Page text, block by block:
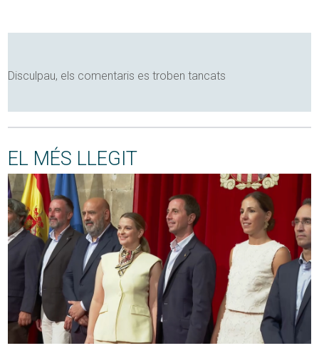
Disculpau, els comentaris es troben tancats
EL MÉS LLEGIT